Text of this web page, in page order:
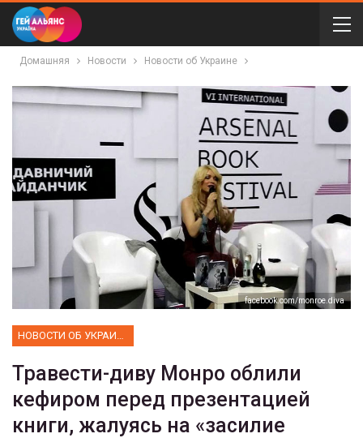
Домашняя Новости Новости об Украине
facebook.com/monroe.diva
Травести-диву Монро облили
кефиром перед презентацией
книги, жалуясь на «засилие